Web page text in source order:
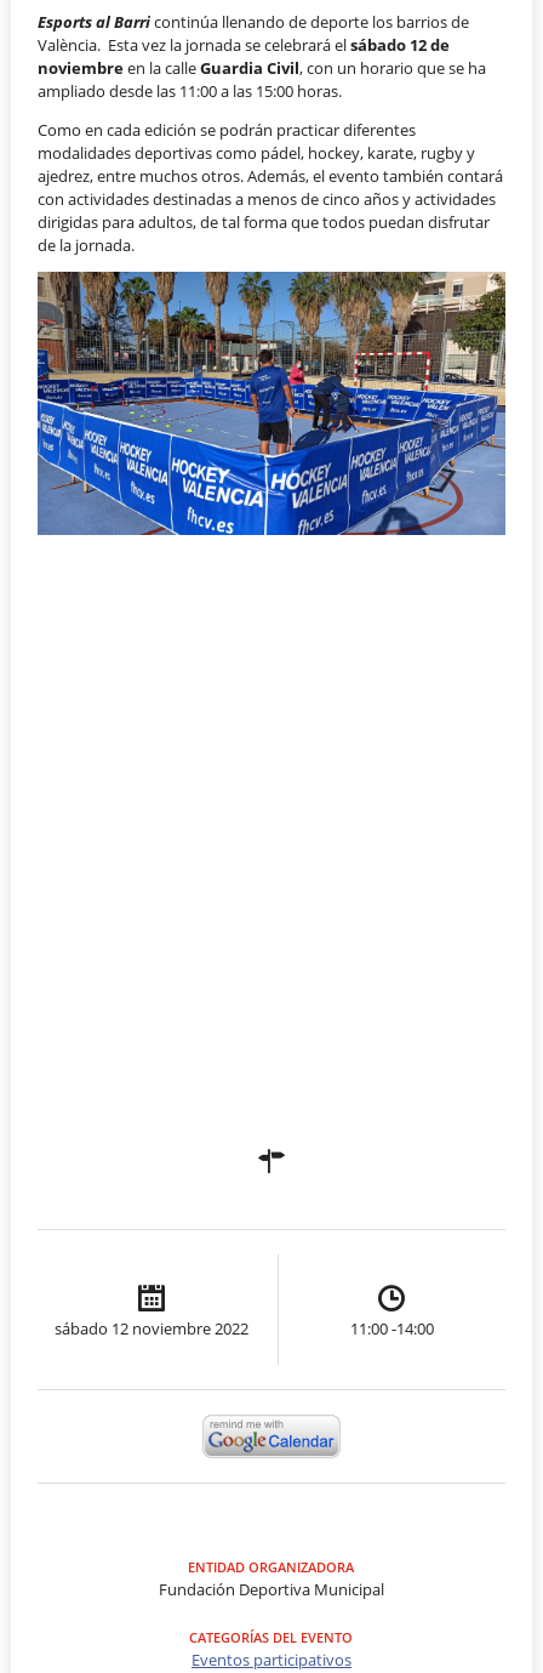
Esports al Barricontinúa llenando de deporte los barrios de
València. Esta vez la jornada se celebrará elsábado 12 de
noviembreen la calleGuardia Civil, con un horario que se ha
ampliado desde las 11:00 a las 15:00 horas.
Como en cada edición se podrán practicar diferentes
modalidades deportivas como pádel, hockey, karate, rugby y
ajedrez, entre muchos otros. Además, el evento también contará
con actividades destinadas a menos de cinco años y actividades
dirigidas para adultos, de tal forma que todos puedan disfrutar
de la jornada.
sábado 12 noviembre 2022 11:00 -14:00
ENTIDAD ORGANIZADORA
Fundación Deportiva Municipal
CATEGORÍAS DEL EVENTO
Eventos participativos